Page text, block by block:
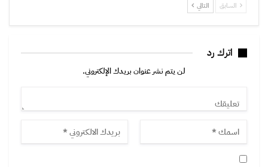
السابق التالي
اترك رد
لن يتم نشر عنوان بريدك الإلكتروني.